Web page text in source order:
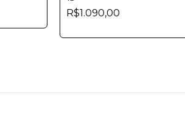
R$1.090,00